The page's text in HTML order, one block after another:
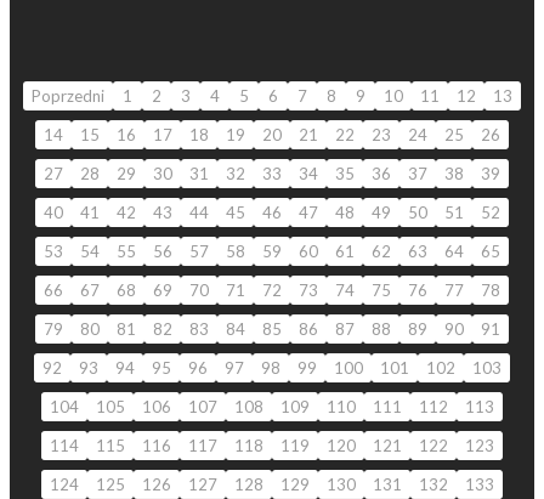
Poprzedni 1 2 3 4 5 6 7 8 9 10 11 12
13
14
15 16 17 18 19 20 21 22 23 24 25
26
27
28 29 30 31 32 33 34 35 36 37 38
39
40
41 42 43 44 45 46 47 48 49 50 51
52
53
54 55 56 57 58 59 60 61 62 63 64
65
66
67 68 69 70 71 72 73 74 75 76 77
78
79
80 81 82 83 84 85 86 87 88 89 90
91
92
93 94 95 96 97 98 99 100 101 102
103
104
105 106 107 108 109 110 111 112
113
114
115 116 117 118 119 120 121 122
123
124
125 126 127 128 129 130 131 132
133